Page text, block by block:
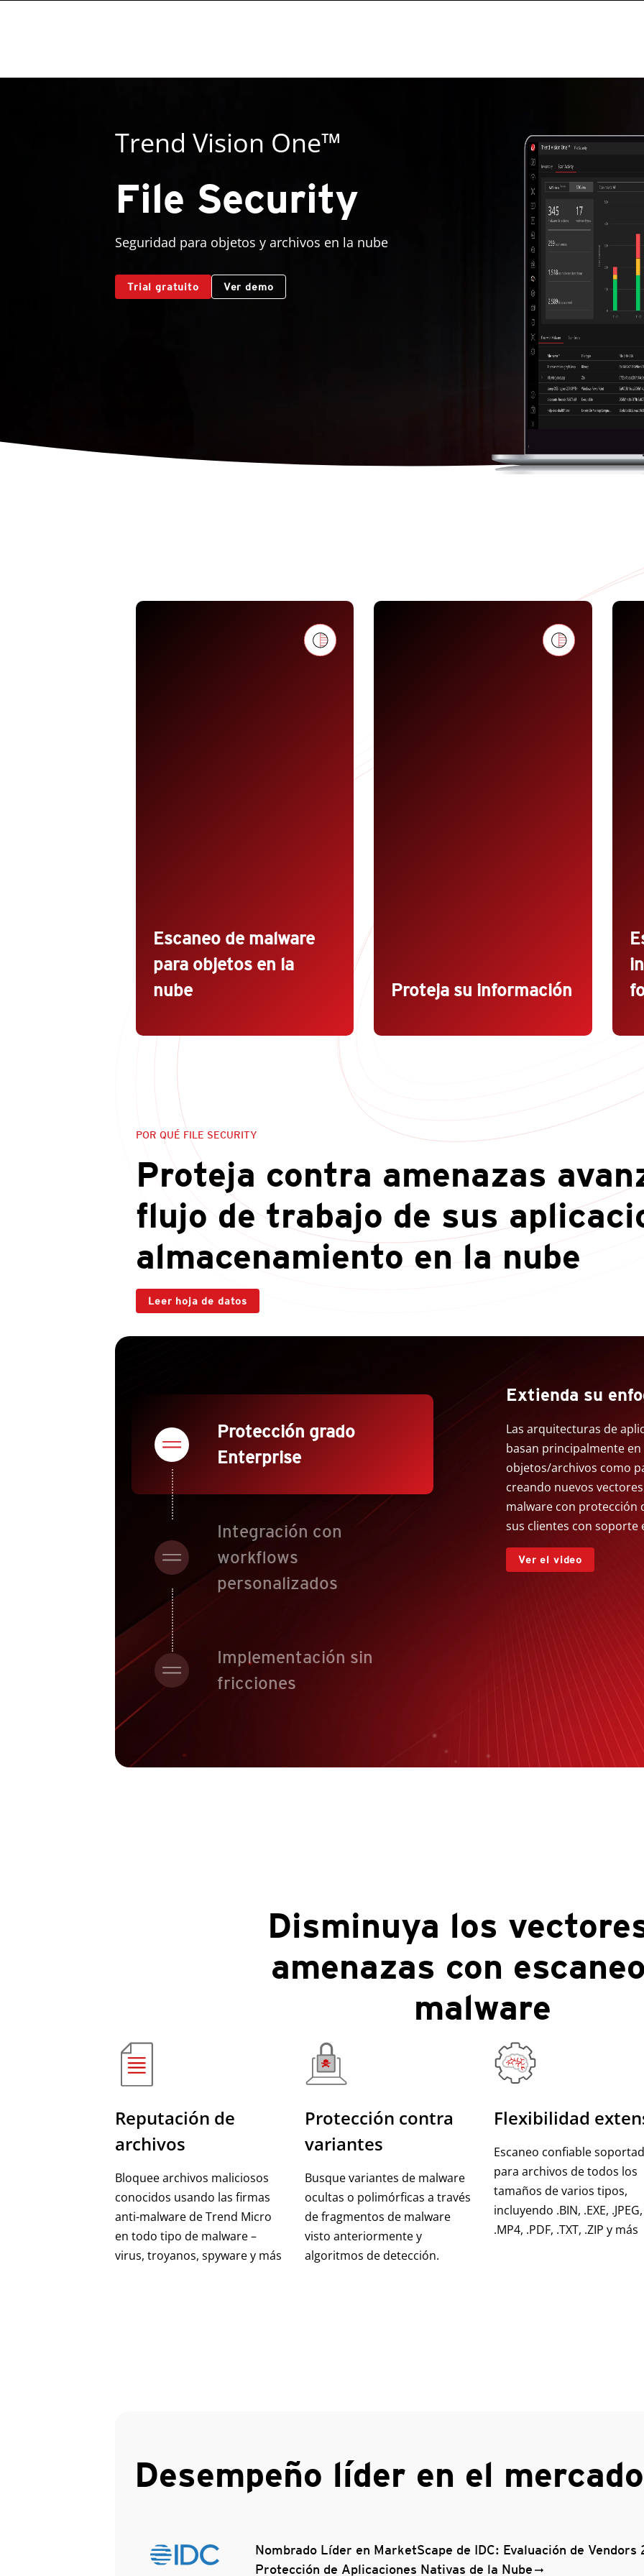
Trend Vision One™
File Security
Seguridad para objetos y archivos en la nube
Trial gratuito Ver demo
Escaneo de malware
para objetos en la
nube
Proteja su información
POR QUÉ FILE SECURITY
Proteja contra amenazas
flujo de trabajo de sus
almacenamiento en la nube
Leer hoja de datos
Protección grado
Enterprise
Extienda su
Las arquitecturas de
basan principalmente
objetos/archivos como
creando nuevos
malware con protección
sus clientes con soporte
Ver el video
Integración con
workflows
personalizados
Implementación sin
fricciones
Disminuya los
amenazas con
malware
Reputación de
archivos
Bloquee archivos maliciosos
conocidos usando las firmas
anti-malware de Trend Micro
en todo tipo de malware –
virus, troyanos, spyware y más
Protección contra
variantes
Busque variantes de malware
ocultas o polimórficas a través
de fragmentos de malware
visto anteriormente y
algoritmos de detección.
Flexibilidad
Escaneo confiable
para archivos de todos los
tamaños de varios tipos,
incluyendo .BIN, .EXE, .JPEG,
.MP4, .PDF, .TXT, .ZIP y más
Desempeño líder en el mercado
Nombrado Líder en MarketScape de IDC: Evaluación de
Protección de Aplicaciones Nativas de la Nube